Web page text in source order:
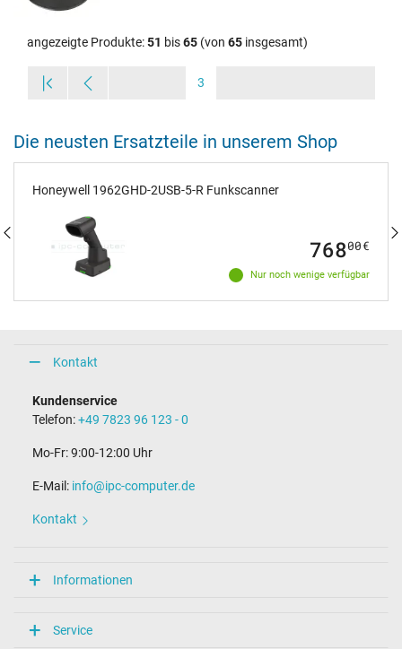
angezeigte Produkte:51 bis65 (von 65 insgesamt)
3
Die neusten Ersatzteile in unserem Shop
Honeywell 1962GHD-2USB-5-R Funkscanner
Nur noch wenige verfügbar
76800€
Kontakt
Kundenservice
Telefon:+49 7823 96 123 - 0
Mo-Fr: 9:00-12:00 Uhr
E-Mail: info@ipc-computer.de
Kontakt
Informationen
Service